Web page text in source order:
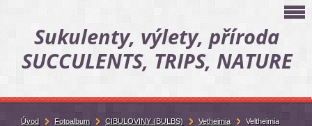
Sukulenty, výlety, příroda
SUCCULENTS, TRIPS, NATURE
Úvod Fotoalbum CIBULOVINY (BULBS) Vetheimia
Veltheimia